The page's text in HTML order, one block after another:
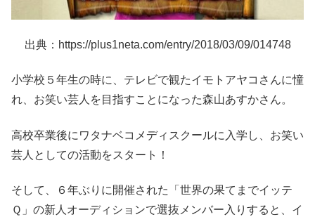
出典：https://plus1neta.com/entry/2018/03/09/014748
小学校５年生の時に、テレビで観たイモトアヤコさんに憧
れ、お笑い芸人を目指すことになった森山あすかさん。
高校卒業後にワタナベコメディスクールに入学し、お笑い
芸人としての活動をスタート！
そして、６年ぶりに開催された「世界の果てまでイッテ
Ｑ」の新人オーディションで選抜メンバー入りすると、イ